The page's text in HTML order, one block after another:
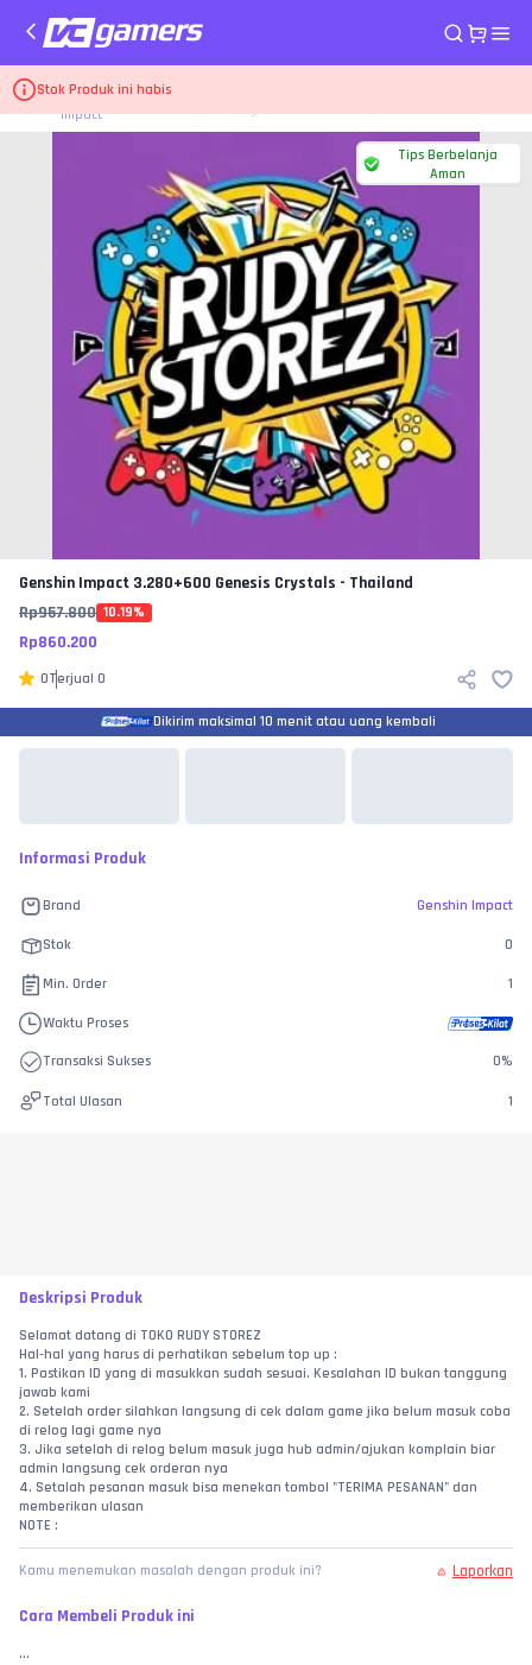
Stok Produk ini habis
Home
Top Up Game Genshin
Impact
Tips Berbelanja
Aman
Genshin Impact 3.280+600 Genesis Crystals - Thailand
Rp957.800 10.19%
Rp860.200
0Terjual 0
Dikirim maksimal 10 menit atau uang kembali
Informasi Produk
Brand Genshin Impact
Stok 0
Min. Order 1
Waktu Proses
Transaksi Sukses 0%
Total Ulasan 1
Deskripsi Produk
Selamat datang di TOKO RUDY STOREZ
Hal-hal yang harus di perhatikan sebelum top up :
1. Pastikan ID yang di masukkan sudah sesuai. Kesalahan ID bukan tanggung
jawab kami
2. Setelah order silahkan langsung di cek dalam game jika belum masuk coba
di relog lagi game nya
3. Jika setelah di relog belum masuk juga hub admin/ajukan komplain biar
admin langsung cek orderan nya
4. Setalah pesanan masuk bisa menekan tombol "TERIMA PESANAN" dan
memberikan ulasan
NOTE :
Kamu menemukan masalah dengan produk ini? Laporkan
Cara Membeli Produk ini
...